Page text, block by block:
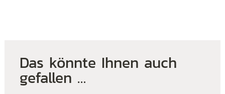
Das könnte Ihnen auch
gefallen …